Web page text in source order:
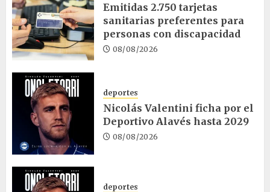
Emitidas 2.750 tarjetas
sanitarias preferentes para
personas con discapacidad
08/08/2026
deportes
Nicolás Valentini ficha por el
Deportivo Alavés hasta 2029
08/08/2026
deportes